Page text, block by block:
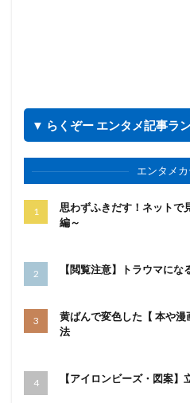
▼ らくぞー エンタメ記事ラ
エンタメカ
思わずふきだす！ネットで
編～
【閲覧注意】トラウマにな
黄ばんで変色した【 本や
法
【アイロンビーズ・図案】